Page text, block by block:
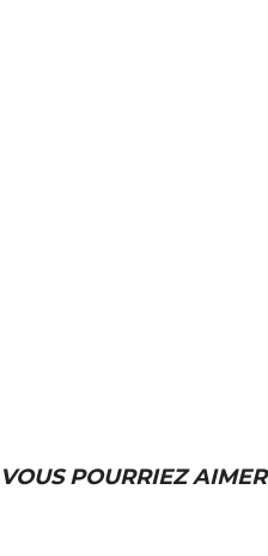
VOUS POURRIEZ AIMER